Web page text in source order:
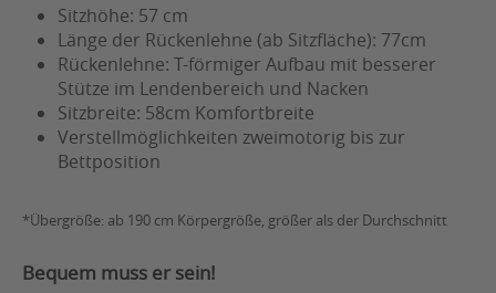
Sitzhöhe: 57 cm
Länge der Rückenlehne (ab Sitzfläche): 77cm
Rückenlehne: T-förmiger Aufbau mit besserer
Stütze im Lendenbereich und Nacken
Sitzbreite: 58cm Komfortbreite
Verstellmöglichkeiten zweimotorig bis zur
Bettposition
*Übergröße: ab 190 cm Körpergröße, größer als der Durchschnitt
Bequem muss er sein!